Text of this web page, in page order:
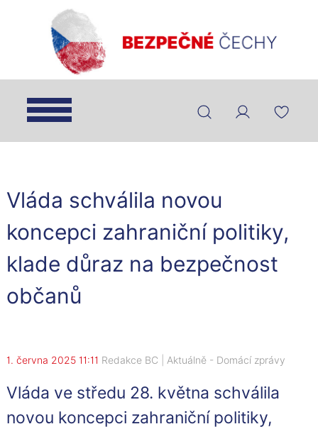
Vláda schválila novou
koncepci zahraniční politiky,
klade důraz na bezpečnost
občanů
1. června 2025 11:11 Redakce BC Aktuálně- Domácí zprávy
Vláda ve středu 28. května schválila
novou koncepci zahraniční politiky,